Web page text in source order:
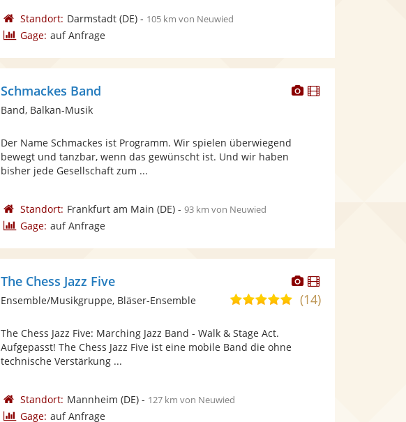
Standort: Darmstadt(DE)- 105 km von Neuwied
Gage: auf Anfrage
DieserDieser
Schmackes Band
Band, Balkan-Musik
Der Name Schmackes ist Programm. Wir spielen überwiegend
bewegt und tanzbar, wenn das gewünscht ist. Und wir haben
bisher jede Gesellschaft zum ...
Standort: Frankfurt am Main (DE)- 93 km von Neuwied
Gage: auf Anfrage
Dieser
Künstler
stellt
Dieser
Künstler
The Chess Jazz Five
5,0(14)
Ensemble/Musikgruppe, Bläser-Ensemble
The Chess Jazz Five: Marching Jazz Band - Walk & Stage Act.
Aufgepasst! The Chess Jazz Five ist eine mobile Band die ohne
technische Verstärkung ...
Standort: Mannheim (DE)- 127 km von Neuwied
Gage: auf Anfrage